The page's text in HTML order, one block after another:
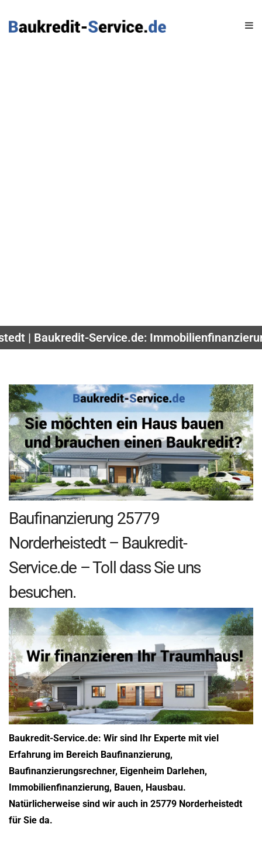
| Baukredit-Service.de:
Baufinanzierung 25779
Norderheistedt – Baukredit-
Service.de – Toll dass Sie uns
besuchen.
Baukredit-Service.de: Wir sind Ihr Experte mit viel
Erfahrung im Bereich Baufinanzierung,
Baufinanzierungsrechner, Eigenheim Darlehen,
Immobilienfinanzierung, Bauen, Hausbau.
Natürlicherweise sind wir auch in 25779 Norderheistedt
für Sie da.